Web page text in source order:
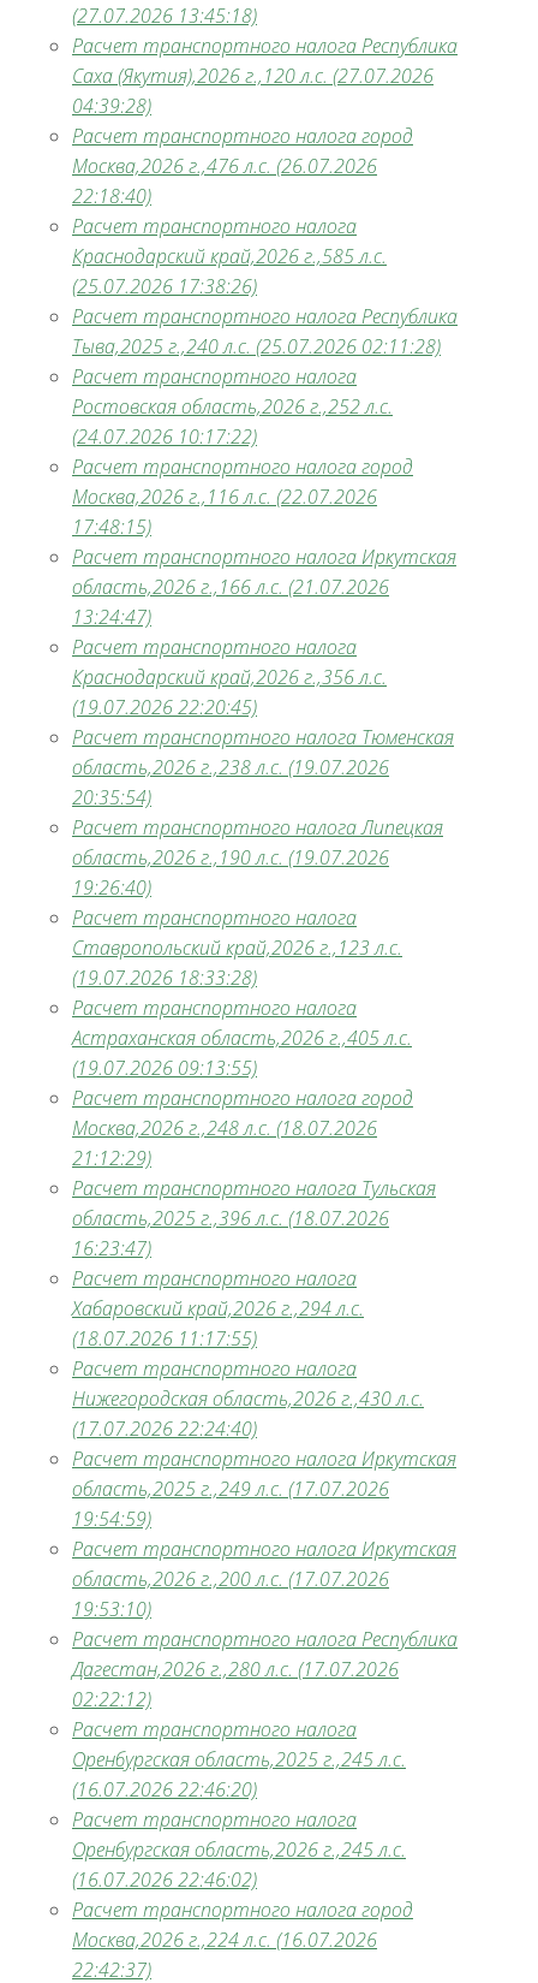
(27.07.2026 13:45:18)
Расчет транспортного налога Республика
Саха (Якутия),2026 г.,120 л.с. (27.07.2026
04:39:28)
Расчет транспортного налога город
Москва,2026 г.,476 л.с. (26.07.2026
22:18:40)
Расчет транспортного налога
Краснодарский край,2026 г.,585 л.с.
(25.07.2026 17:38:26)
Расчет транспортного налога Республика
Тыва,2025 г.,240 л.с. (25.07.2026 02:11:28)
Расчет транспортного налога
Ростовская область,2026 г.,252 л.с.
(24.07.2026 10:17:22)
Расчет транспортного налога город
Москва,2026 г.,116 л.с. (22.07.2026
17:48:15)
Расчет транспортного налога Иркутская
область,2026 г.,166 л.с. (21.07.2026
13:24:47)
Расчет транспортного налога
Краснодарский край,2026 г.,356 л.с.
(19.07.2026 22:20:45)
Расчет транспортного налога Тюменская
область,2026 г.,238 л.с. (19.07.2026
20:35:54)
Расчет транспортного налога Липецкая
область,2026 г.,190 л.с. (19.07.2026
19:26:40)
Расчет транспортного налога
Ставропольский край,2026 г.,123 л.с.
(19.07.2026 18:33:28)
Расчет транспортного налога
Астраханская область,2026 г.,405 л.с.
(19.07.2026 09:13:55)
Расчет транспортного налога город
Москва,2026 г.,248 л.с. (18.07.2026
21:12:29)
Расчет транспортного налога Тульская
область,2025 г.,396 л.с. (18.07.2026
16:23:47)
Расчет транспортного налога
Хабаровский край,2026 г.,294 л.с.
(18.07.2026 11:17:55)
Расчет транспортного налога
Нижегородская область,2026 г.,430 л.с.
(17.07.2026 22:24:40)
Расчет транспортного налога Иркутская
область,2025 г.,249 л.с. (17.07.2026
19:54:59)
Расчет транспортного налога Иркутская
область,2026 г.,200 л.с. (17.07.2026
19:53:10)
Расчет транспортного налога Республика
Дагестан,2026 г.,280 л.с. (17.07.2026
02:22:12)
Расчет транспортного налога
Оренбургская область,2025 г.,245 л.с.
(16.07.2026 22:46:20)
Расчет транспортного налога
Оренбургская область,2026 г.,245 л.с.
(16.07.2026 22:46:02)
Расчет транспортного налога город
Москва,2026 г.,224 л.с. (16.07.2026
22:42:37)